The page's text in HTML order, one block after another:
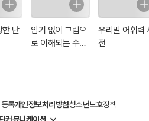
한 단
암기 없이 그림으
로 이해되는 수학
우리말 어휘력
전
록개인정보처리방침청소년보호정책